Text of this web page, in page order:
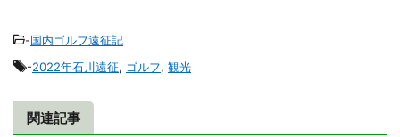
-国内ゴルフ遠征記
-2022年石川遠征, ゴルフ, 観光
関連記事